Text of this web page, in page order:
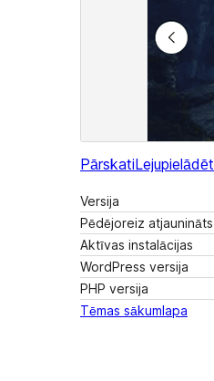
PārskatiLejupielādēt
Versija
Pēdējoreiz atjaunināts
Aktīvas instalācijas
WordPress versija
PHP versija
Tēmas sākumlapa